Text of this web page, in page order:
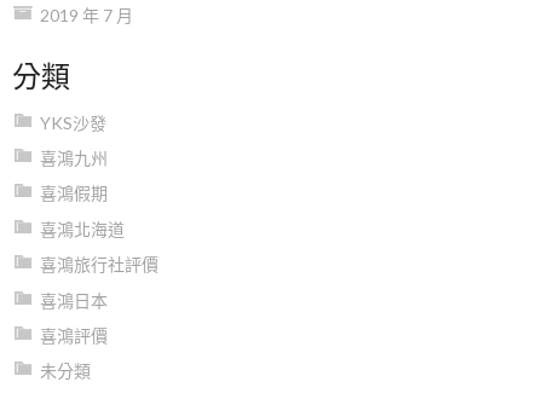
2019 年 7 月
分類
YKS沙發
喜鴻九州
喜鴻假期
喜鴻北海道
喜鴻旅行社評價
喜鴻日本
喜鴻評價
未分類